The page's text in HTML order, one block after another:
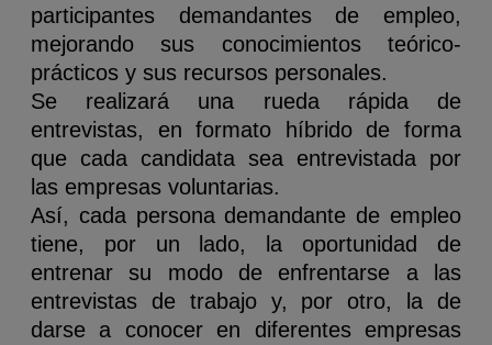
participantes demandantes de empleo,
mejorando sus conocimientos teórico-
prácticos y sus recursos personales.
Se realizará una rueda rápida de
entrevistas, en formato híbrido de forma
que cada candidata sea entrevistada por
las empresas voluntarias.
Así, cada persona demandante de empleo
tiene, por un lado, la oportunidad de
entrenar su modo de enfrentarse a las
entrevistas de trabajo y, por otro, la de
darse a conocer en diferentes empresas